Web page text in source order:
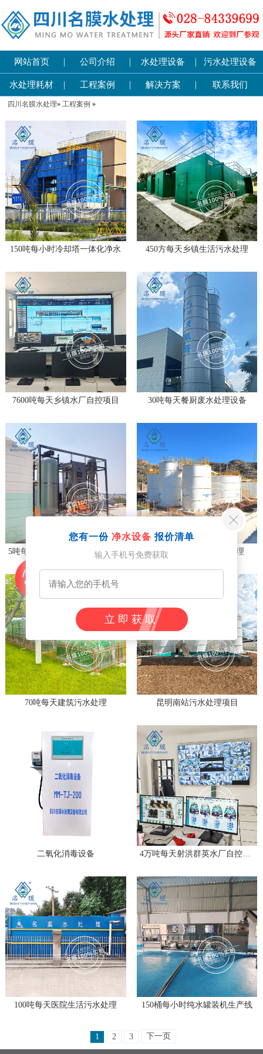
网站首页 | 公司介绍 | 水处理设备 | 污水处理设备
水处理耗材 | 工程案例 | 解决方案 | 联系我们
四川名膜水处理»工程案例 »
150吨每小时冷却塔一体化净水 450方每天乡镇生活污水处理
7600吨每天乡镇水厂自控项目 30吨每天餐厨废水处理设备
5吨每小时水产养殖、育苗场用海水浓缩设备客户现场 180吨每天火车站污水处理
70吨每天建筑污水处理 昆明南站污水处理项目
二氧化消毒设备 4万吨每天射洪群英水厂自控项目
100吨每天医院生活污水处理 150桶每小时纯水罐装机生产线
1 2 3 下一页
您有一份 净水设备 报价清单
输入手机号免费获取
立即获取